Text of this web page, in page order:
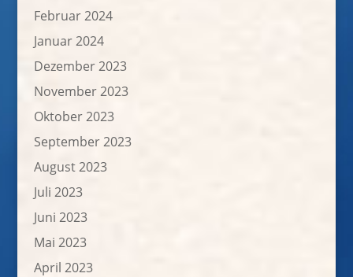
Februar 2024
Januar 2024
Dezember 2023
November 2023
Oktober 2023
September 2023
August 2023
Juli 2023
Juni 2023
Mai 2023
April 2023